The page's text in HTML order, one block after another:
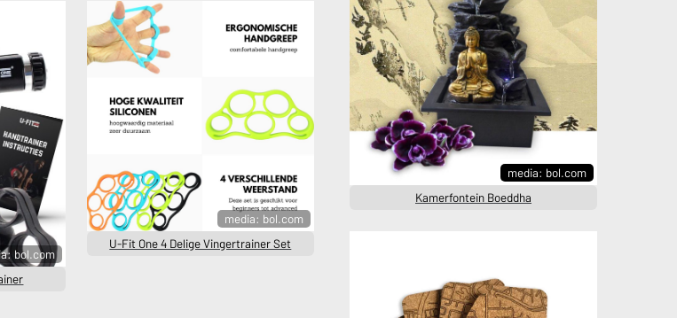
bol.com
media: bol.com
U-Fit One 4 Delige Vingertrainer Set
media: bol.com
Kamerfontein Boeddha